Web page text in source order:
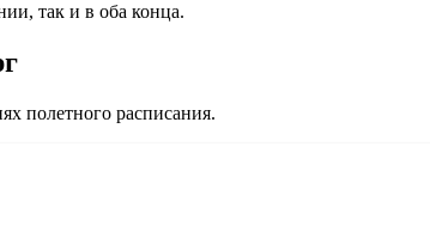
так и в оба конца.
полетного расписания.